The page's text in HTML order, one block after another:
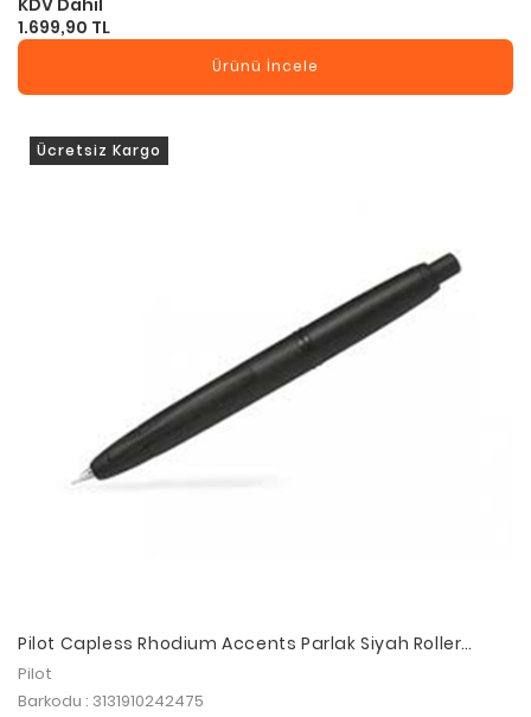
1.699,90 TL
Ürünü İncele
Ücretsiz Kargo
Pilot Capless Rhodium Accents Parlak Siyah Roller
Kalem M Uç
Pilot
Barkodu : 3131910242475